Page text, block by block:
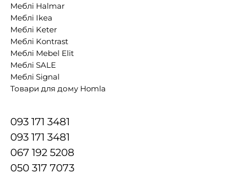
Меблі Halmar
Меблі Ikea
Меблі Keter
Меблі Kontrast
Меблі Mebel Elit
Меблі SALE
Меблі Signal
Товари для дому Homla
093 171 3481
093 171 3481
067 192 5208
050 317 7073